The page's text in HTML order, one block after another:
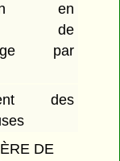
en
de
par
des
DE